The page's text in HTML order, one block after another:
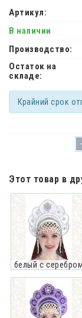
Артикул:
В наличии
Производство:
Остаток на
складе:
Крайний срок
Этот товар в
белый с серебром